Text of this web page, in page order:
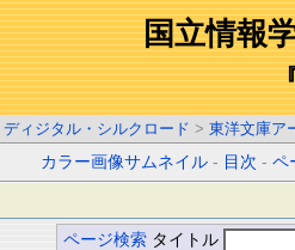
国立情報
ディジタル・シルクロード > 東洋文庫ア
カラー画像サムネイル - 目次 -ペ
ページ検索 タイトル